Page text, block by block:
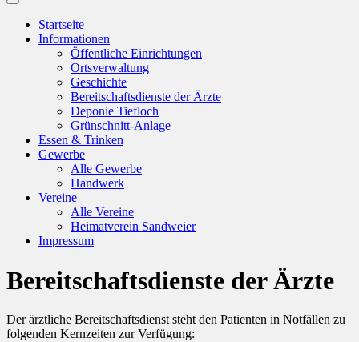
Suchfeld
ein-/ausblenden
Startseite
Informationen
Öffentliche Einrichtungen
Ortsverwaltung
Geschichte
Bereitschaftsdienste der Ärzte
Deponie Tiefloch
Grünschnitt-Anlage
Essen & Trinken
Gewerbe
Alle Gewerbe
Handwerk
Vereine
Alle Vereine
Heimatverein Sandweier
Impressum
Bereitschaftsdienste der Ärzte
Der ärztliche Bereitschaftsdienst steht den Patienten in Notfällen zu
folgenden Kernzeiten zur Verfügung: